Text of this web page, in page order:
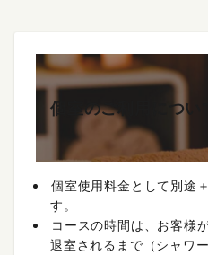
個室のご利用につい
個室使用料金として別途
す。
コースの時間は、お客様
退室されるまで（シャワ